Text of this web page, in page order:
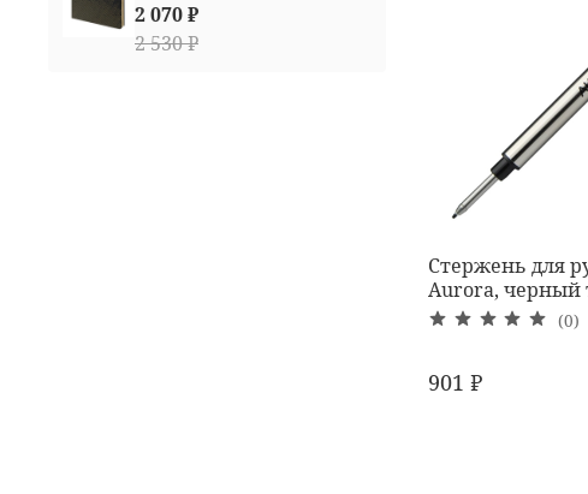
Стержень для
Aurora,
(0)
901 ₽
2 070 ₽
2 530 ₽